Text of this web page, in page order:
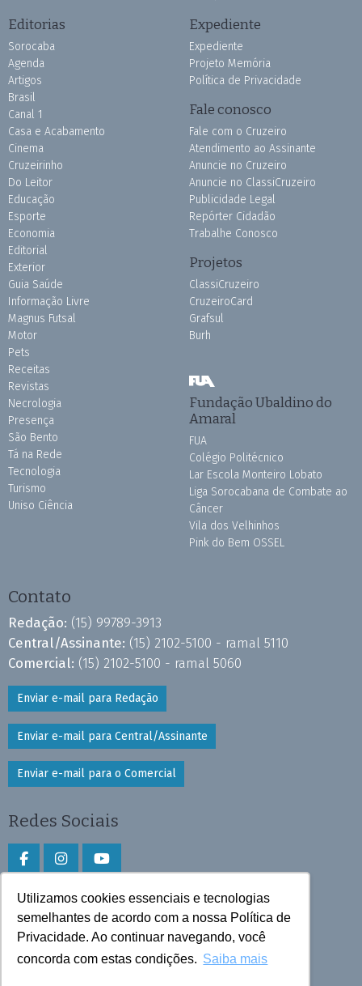
Utilizamos cookies essenciais e tecnologias
semelhantes de acordo com a nossa Política de
Privacidade. Ao continuar navegando, você
concorda com estas condições. Saiba mais
Editorias
Sorocaba
Agenda
Artigos
Brasil
Canal 1
Casa e Acabamento
Cinema
Cruzeirinho
Do Leitor
Educação
Esporte
Economia
Editorial
Exterior
Guia Saúde
Informação Livre
Magnus Futsal
Motor
Pets
Receitas
Revistas
Necrologia
Presença
São Bento
Tá na Rede
Tecnologia
Turismo
Uniso Ciência
Expediente
Expediente
Projeto Memória
Política de Privacidade
Fale conosco
Fale com o Cruzeiro
Atendimento ao Assinante
Anuncie no Cruzeiro
Anuncie no ClassiCruzeiro
Publicidade Legal
Repórter Cidadão
Trabalhe Conosco
Projetos
ClassiCruzeiro
CruzeiroCard
Grafsul
Burh
Fundação Ubaldino do
Amaral
FUA
Colégio Politécnico
Lar Escola Monteiro Lobato
Liga Sorocabana de Combate ao
Câncer
Vila dos Velhinhos
Pink do Bem OSSEL
Contato
Redação: (15) 99789-3913
Central/Assinante: (15) 2102-5100 - ramal 5110
Comercial: (15) 2102-5100 - ramal 5060
Enviar e-mail para Redação
Enviar e-mail para Central/Assinante
Enviar e-mail para o Comercial
Redes Sociais
Faça download do aplicativo
Play Store e App Store